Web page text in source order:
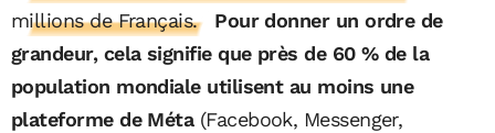
millions de Français.
Pour donner un ordre de
grandeur, cela signifie que près de 60 % de la
population mondiale utilisent au moins une
plateforme de Méta(Facebook, Messenger,